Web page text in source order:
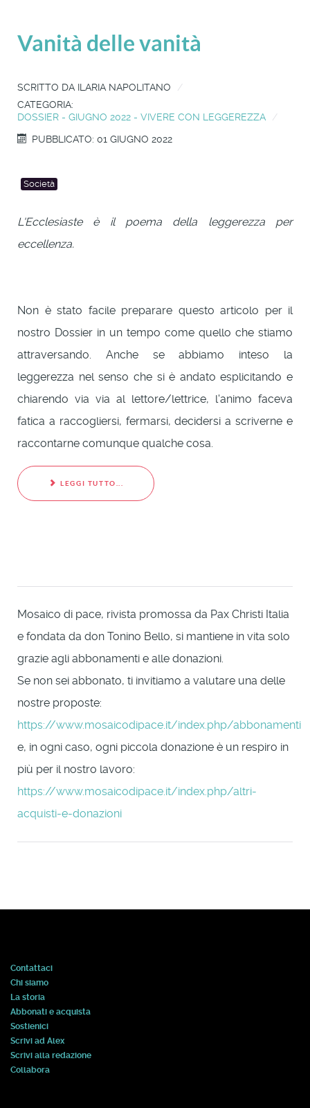
Vanità delle vanità
SCRITTO DA ILARIA NAPOLITANO
CATEGORIA:
DOSSIER - GIUGNO 2022 - VIVERE CON LEGGEREZZA
PUBBLICATO: 01 GIUGNO 2022
Società
L'Ecclesiaste è il poema della leggerezza per
eccellenza.
Non è stato facile preparare questo articolo per il
nostro Dossier in un tempo come quello che stiamo
attraversando. Anche se abbiamo inteso la
leggerezza nel senso che si è andato esplicitando e
chiarendo via via al lettore/lettrice, l'animo faceva
fatica a raccogliersi, fermarsi, decidersi a scriverne e
raccontarne comunque qualche cosa.
LEGGI TUTTO...
Mosaico di pace, rivista promossa da Pax Christi Italia
e fondata da don Tonino Bello, si mantiene in vita solo
grazie agli abbonamenti e alle donazioni.
Se non sei abbonato, ti invitiamo a valutare una delle
nostre proposte:
https://www.mosaicodipace.it/index.php/abbonamenti
e, in ogni caso, ogni piccola donazione è un respiro in
più per il nostro lavoro:
https://www.mosaicodipace.it/index.php/altri-
acquisti-e-donazioni
Contattaci
Chi siamo
La storia
Abbonati e acquista
Sostienici
Scrivi ad Alex
Scrivi alla redazione
Collabora